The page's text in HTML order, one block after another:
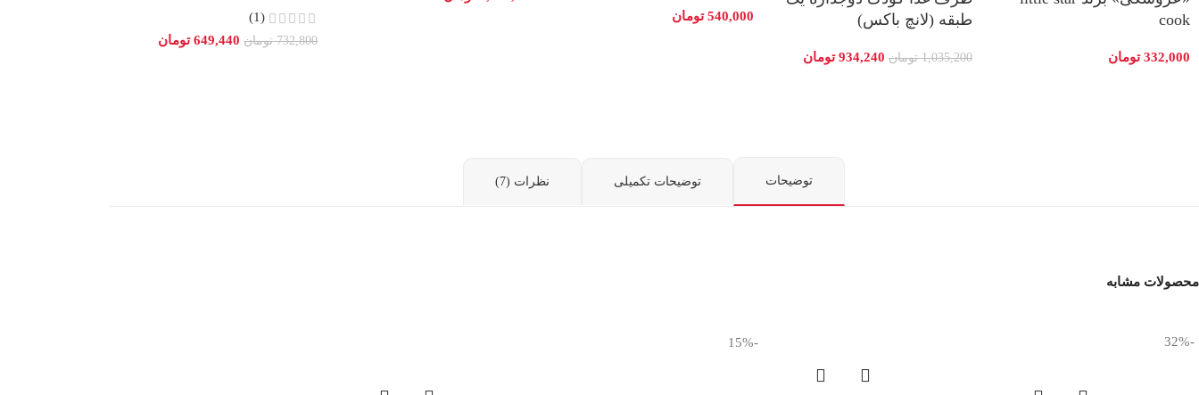
cook
332,000 تومان
طبقه (لانچ باکس)
1,035,200 تومان 934,240 تومان
540,000 تومان (1)
732,800 تومان 649,440 تومان
توضیحات توضیحات تکمیلی نظرات (7)
محصولات مشابه
-32%
-15%